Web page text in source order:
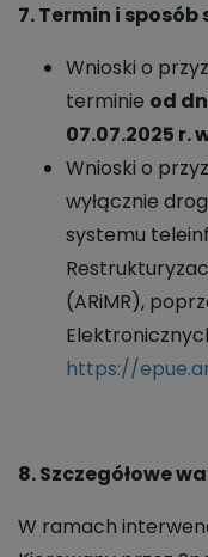
7. Termin i
Wnioski o
terminie od
07.07.2025 r.
Wnioski o
wyłącznie
systemu
(ARiMR),
https://
8. Szczegółowe
W ramach